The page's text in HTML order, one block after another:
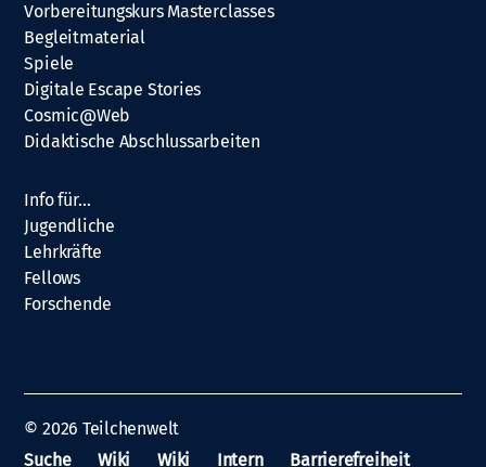
Vorbereitungskurs Masterclasses
Begleitmaterial
Spiele
Digitale Escape Stories
Cosmic@Web
Didaktische Abschlussarbeiten
Info für…
Jugendliche
Lehrkräfte
Fellows
Forschende
© 2026 Teilchenwelt
Suche
Wiki Wiki Intern Barrierefreiheit